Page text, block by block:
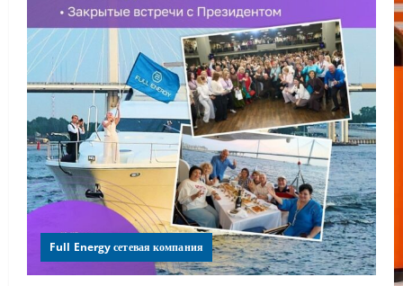
Full Energy сетевая компания